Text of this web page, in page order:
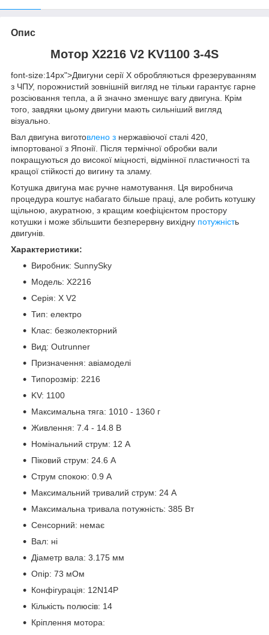
Опис
Мотор X2216 V2 KV1100 3-4S
font-size:14px">Двигуни серії X обробляються фрезеруванням
з ЧПУ, порожнистий зовнішній вигляд не тільки гарантує гарне
розсіювання тепла, а й значно зменшує вагу двигуна. Крім
того, завдяки цьому двигуни мають сильніший вигляд
візуально.
Вал двигуна виготовлено з нержавіючої сталі 420,
імпортованої з Японії. Після термічної обробки вали
покращуються до високої міцності, відмінної пластичності та
кращої стійкості до вигину та зламу.
Котушка двигуна має ручне намотування. Ця виробнича
процедура коштує набагато більше праці, але робить котушку
щільною, акуратною, з кращим коефіцієнтом простору
котушки і може збільшити безперервну вихідну потужність
двигунів.
Характеристики:
Виробник: SunnySky
Модель: X2216
Серія: X V2
Тип: електро
Клас: безколекторний
Вид: Outrunner
Призначення: авіамоделі
Типорозмір: 2216
KV: 1100
Максимальна тяга: 1010 - 1360 г
Живлення: 7.4 - 14.8 В
Номінальний струм: 12 А
Піковий струм: 24.6 А
Струм спокою: 0.9 А
Максимальний тривалий струм: 24 А
Максимальна тривала потужність: 385 Вт
Сенсорний: немає
Вал: ні
Діаметр вала: 3.175 мм
Опір: 73 мОм
Конфігурація: 12N14P
Кількість полюсів: 14
Кріплення мотора: